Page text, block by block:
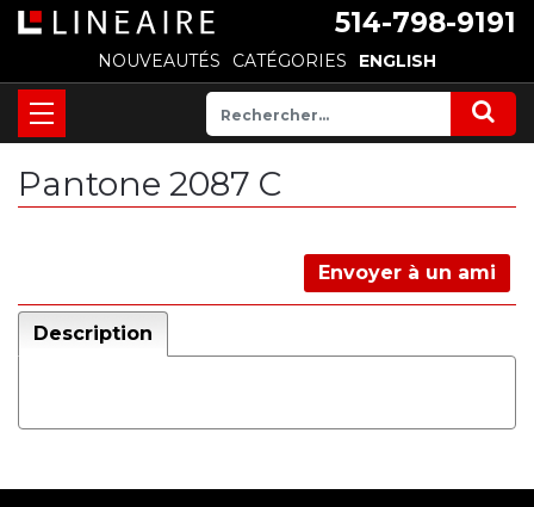
514-798-9191
NOUVEAUTÉS CATÉGORIES ENGLISH
Pantone 2087 C
Envoyer à un ami
Description